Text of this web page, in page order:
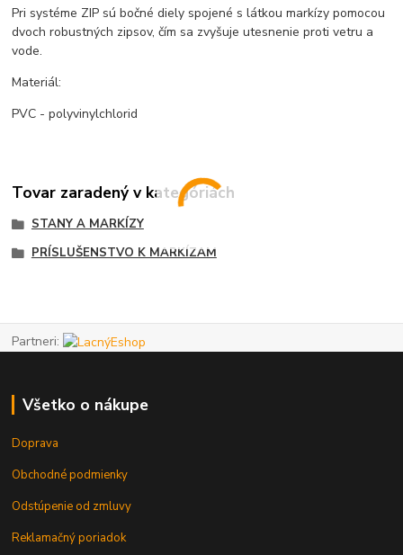
Pri systéme ZIP sú bočné diely spojené s látkou markízy pomocou
dvoch robustných zipsov, čím sa zvyšuje utesnenie proti vetru a
vode.
Materiál:
PVC - polyvinylchlorid
Tovar zaradený v kategóriách
STANY A MARKÍZY
PRÍSLUŠENSTVO K MARKÍZAM
Partneri:
Všetko o nákupe
Doprava
Obchodné podmienky
Odstúpenie od zmluvy
Reklamačný poriadok